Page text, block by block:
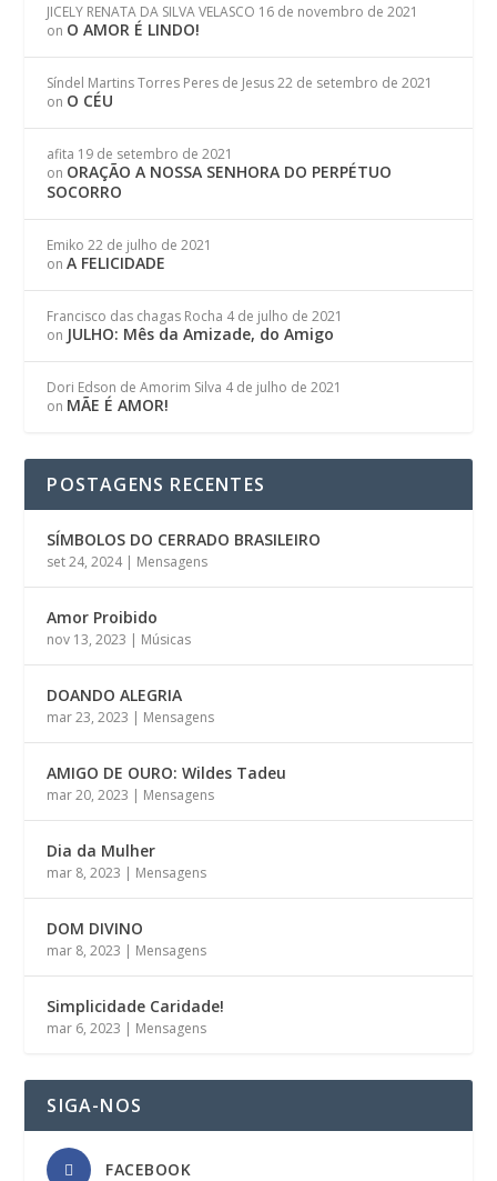
JICELY RENATA DA SILVA VELASCO 16 de novembro de 2021
on O AMOR É LINDO!
Síndel Martins Torres Peres de Jesus 22 de setembro de 2021
on O CÉU
afita 19 de setembro de 2021
on ORAÇÃO A NOSSA SENHORA DO PERPÉTUO
SOCORRO
Emiko 22 de julho de 2021
onA FELICIDADE
Francisco das chagas Rocha 4 de julho de 2021
on JULHO: Mês da Amizade, do Amigo
Dori Edson de Amorim Silva 4 de julho de 2021
on MÃE É AMOR!
POSTAGENS RECENTES
SÍMBOLOS DO CERRADO BRASILEIRO
set 24, 2024| Mensagens
Amor Proibido
nov 13, 2023 | Músicas
DOANDO ALEGRIA
mar 23, 2023 | Mensagens
AMIGO DE OURO: Wildes Tadeu
mar 20, 2023 | Mensagens
Dia da Mulher
mar 8, 2023 | Mensagens
DOM DIVINO
mar 8, 2023 | Mensagens
Simplicidade Caridade!
mar 6, 2023 | Mensagens
SIGA-NOS
FACEBOOK